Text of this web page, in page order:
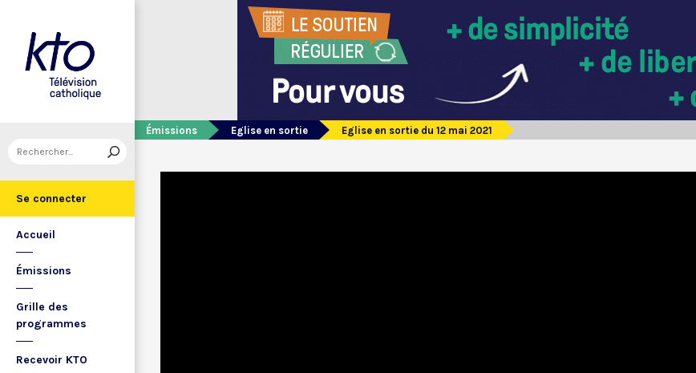
Se connecter
Accueil
Émissions
Grille des
programmes
Recevoir KTO
Émissions Eglise en sortie Eglise en sortie du 12 mai 2021